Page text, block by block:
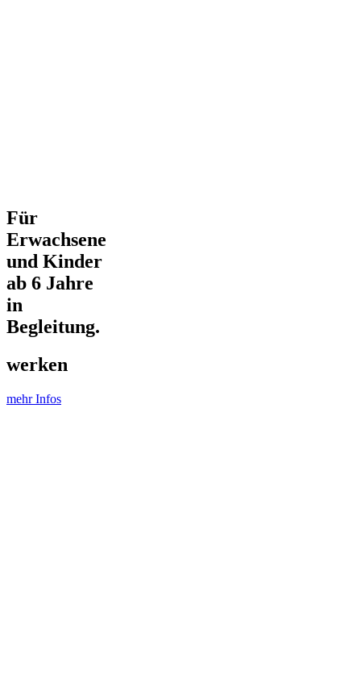
Für
Erwachsene
und Kinder
ab 6 Jahre
in
Begleitung.
werken
mehr Infos